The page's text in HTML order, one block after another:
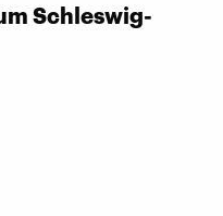
Schleswig-